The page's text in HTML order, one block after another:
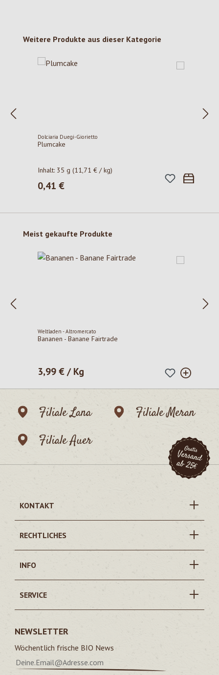
Produktgalerie überspringen
Weitere Produkte aus dieser Kategorie
Dolciaria Duegi-Giorietto
Plumcake
Inhalt: 35 g(11,71 € / kg)
Regulärer Preis:
0,41 €
Produktgalerie überspringen
Meist gekaufte Produkte
Weltladen - Altromercato
Bananen - Banane Fairtrade
Regulärer Preis:
3,99 € / Kg
Filiale Lana
Filiale Meran
Filiale Auer
KONTAKT
RECHTLICHES
INFO
SERVICE
NEWSLETTER
Wöchentlich frische BIO News